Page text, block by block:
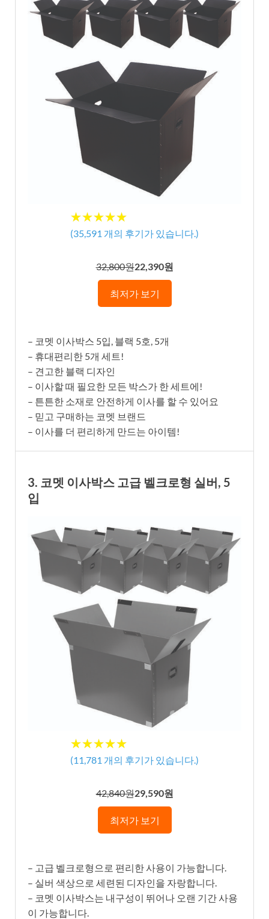
★★★★★
★★★★★
(35,591 개의 후기가 있습니다.)
32,800원22,390원
최저가 보기
– 코멧 이사박스 5입, 블랙 5호, 5개
– 휴대편리한 5개 세트!
– 견고한 블랙 디자인
– 이사할 때 필요한 모든 박스가 한 세트에!
– 튼튼한 소재로 안전하게 이사를 할 수 있어요
– 믿고 구매하는 코멧 브랜드
– 이사를 더 편리하게 만드는 아이템!
3. 코멧 이사박스 고급 벨크로형 실버, 5
입
★★★★★
★★★★★
(11,781 개의 후기가 있습니다.)
42,840원29,590원
최저가 보기
– 고급 벨크로형으로 편리한 사용이 가능합니다.
– 실버 색상으로 세련된 디자인을 자랑합니다.
– 코멧 이사박스는 내구성이 뛰어나 오랜 기간 사용
이 가능합니다.